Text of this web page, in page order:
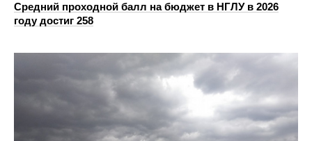
Средний проходной балл на бюджет в НГЛУ в 2026
году достиг 258